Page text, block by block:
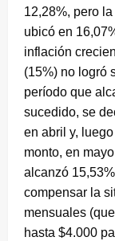
12,28%, pero la
ubicó en
inflación
(15%) no logró
período que
sucedido, se
en abril y,
monto, en
alcanzó
compensar la
mensuales
hasta $4.000